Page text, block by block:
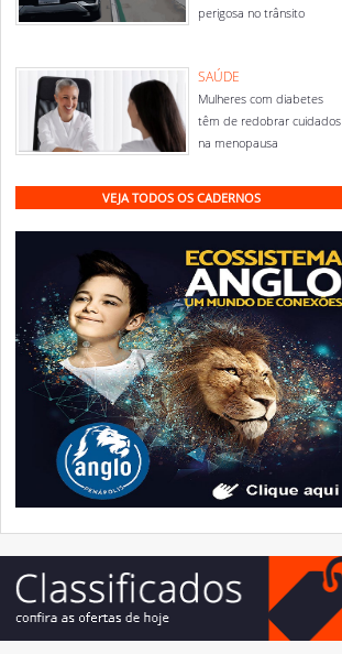
perigosa no trânsito
SAÚDE
Mulheres com diabetes
têm de redobrar cuidados
na menopausa
VEJA TODOS OS CADERNOS